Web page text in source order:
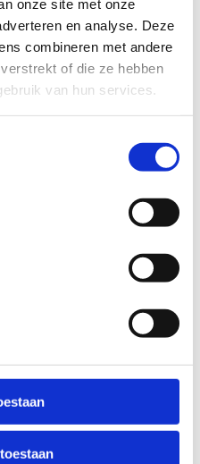
onze site met onze
en analyse. Deze
combineren met andere
of die ze hebben
van hun services.
je op via de e-mail of telefoon.